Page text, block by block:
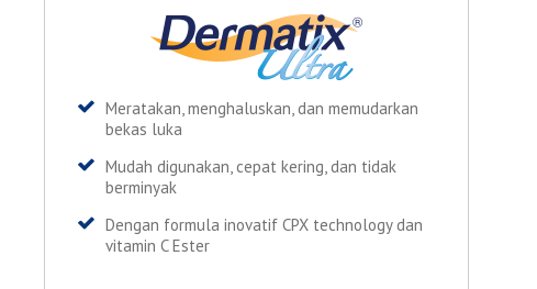
Meratakan, menghaluskan, dan memudarkan
bekas luka
Mudah digunakan, cepat kering, dan tidak
berminyak
Dengan formula inovatif CPX technology dan
vitamin C Ester